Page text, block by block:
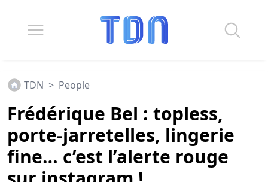
TDN > People
Frédérique Bel : topless,
porte-jarretelles, lingerie
fine… c’est l’alerte rouge